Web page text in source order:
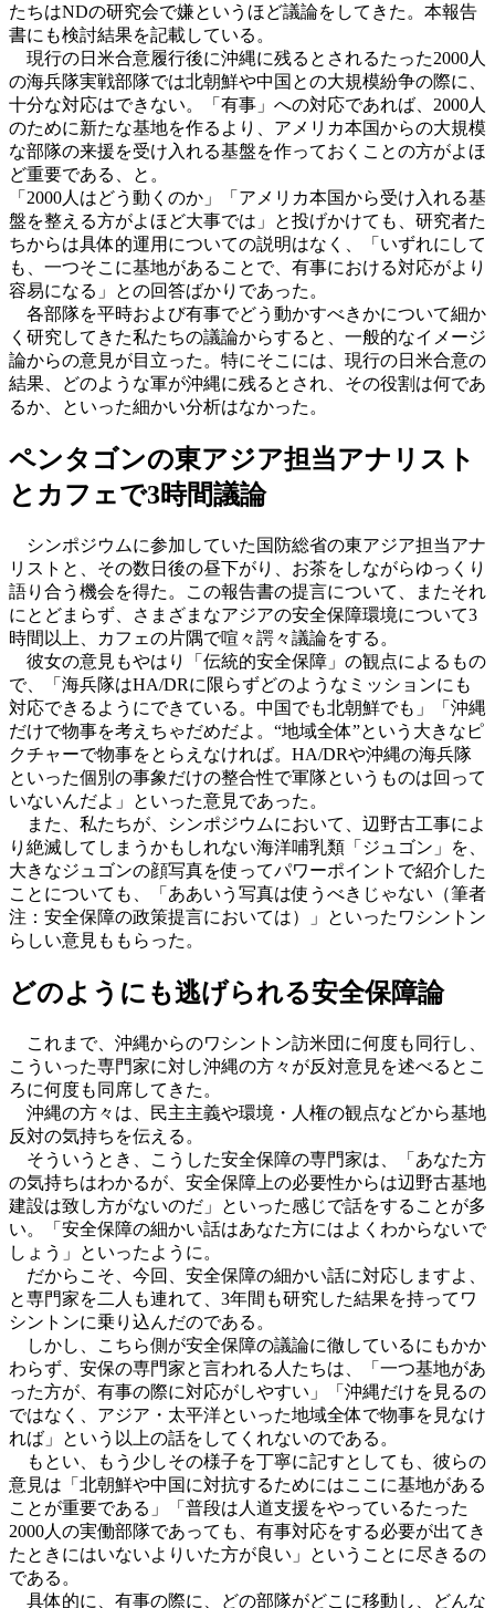
たちはNDの研究会で嫌というほど議論をしてきた。本報告
書にも検討結果を記載している。
現行の日米合意履行後に沖縄に残るとされるたった2000人
の海兵隊実戦部隊では北朝鮮や中国との大規模紛争の際に、
十分な対応はできない。「有事」への対応であれば、2000人
のために新たな基地を作るより、アメリカ本国からの大規模
な部隊の来援を受け入れる基盤を作っておくことの方がよほ
ど重要である、と。
「2000人はどう動くのか」「アメリカ本国から受け入れる基
盤を整える方がよほど大事では」と投げかけても、研究者た
ちからは具体的運用についての説明はなく、「いずれにして
も、一つそこに基地があることで、有事における対応がより
容易になる」との回答ばかりであった。
各部隊を平時および有事でどう動かすべきかについて細か
く研究してきた私たちの議論からすると、一般的なイメージ
論からの意見が目立った。特にそこには、現行の日米合意の
結果、どのような軍が沖縄に残るとされ、その役割は何であ
るか、といった細かい分析はなかった。
ペンタゴンの東アジア担当アナリスト
とカフェで3時間議論
シンポジウムに参加していた国防総省の東アジア担当アナ
リストと、その数日後の昼下がり、お茶をしながらゆっくり
語り合う機会を得た。この報告書の提言について、またそれ
にとどまらず、さまざまなアジアの安全保障環境について3
時間以上、カフェの片隅で喧々諤々議論をする。
彼女の意見もやはり「伝統的安全保障」の観点によるもの
で、「海兵隊はHA/DRに限らずどのようなミッションにも
対応できるようにできている。中国でも北朝鮮でも」「沖縄
だけで物事を考えちゃだめだよ。“地域全体”という大きなピ
クチャーで物事をとらえなければ。HA/DRや沖縄の海兵隊
といった個別の事象だけの整合性で軍隊というものは回って
いないんだよ」といった意見であった。
また、私たちが、シンポジウムにおいて、辺野古工事によ
り絶滅してしまうかもしれない海洋哺乳類「ジュゴン」を、
大きなジュゴンの顔写真を使ってパワーポイントで紹介した
ことについても、「ああいう写真は使うべきじゃない（筆者
注：安全保障の政策提言においては）」といったワシントン
らしい意見ももらった。
どのようにも逃げられる安全保障論
これまで、沖縄からのワシントン訪米団に何度も同行し、
こういった専門家に対し沖縄の方々が反対意見を述べるとこ
ろに何度も同席してきた。
沖縄の方々は、民主主義や環境・人権の観点などから基地
反対の気持ちを伝える。
そういうとき、こうした安全保障の専門家は、「あなた方
の気持ちはわかるが、安全保障上の必要性からは辺野古基地
建設は致し方がないのだ」といった感じで話をすることが多
い。「安全保障の細かい話はあなた方にはよくわからないで
しょう」といったように。
だからこそ、今回、安全保障の細かい話に対応しますよ、
と専門家を二人も連れて、3年間も研究した結果を持ってワ
シントンに乗り込んだのである。
しかし、こちら側が安全保障の議論に徹しているにもかか
わらず、安保の専門家と言われる人たちは、「一つ基地があ
った方が、有事の際に対応がしやすい」「沖縄だけを見るの
ではなく、アジア・太平洋といった地域全体で物事を見なけ
れば」という以上の話をしてくれないのである。
もとい、もう少しその様子を丁寧に記すとしても、彼らの
意見は「北朝鮮や中国に対抗するためにはここに基地がある
ことが重要である」「普段は人道支援をやっているたった
2000人の実働部隊であっても、有事対応をする必要が出てき
たときにはいないよりいた方が良い」ということに尽きるの
である。
具体的に、有事の際に、どの部隊がどこに移動し、どんな